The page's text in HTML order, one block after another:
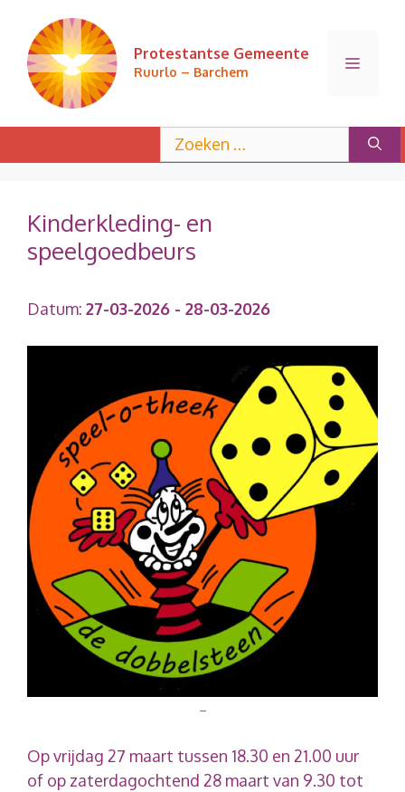
inhoud
Protestantse Gemeente
Ruurlo – Barchem
Menu
naar:
Kinderkleding- en
speelgoedbeurs
Datum: 27-03-2026 - 28-03-2026
–
Op vrijdag 27 maart tussen 18.30 en 21.00 uur
of op zaterdagochtend 28 maart van 9.30 tot